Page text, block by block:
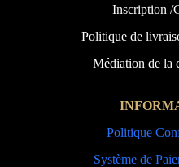
Inscription /
Politique de
Médiation de la
Politique
Système de